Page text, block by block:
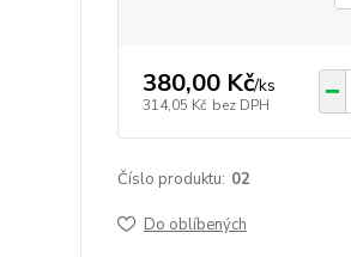
380,00 Kč/ks
314,05 Kč bez DPH
Číslo produktu: 02
Do oblíbených